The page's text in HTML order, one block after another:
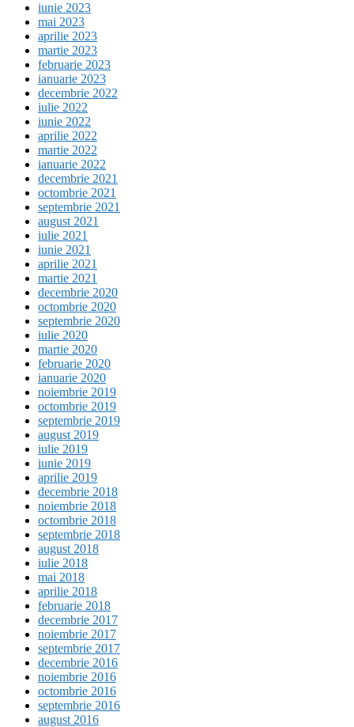
iunie 2023
mai 2023
aprilie 2023
martie 2023
februarie 2023
ianuarie 2023
decembrie 2022
iulie 2022
iunie 2022
aprilie 2022
martie 2022
ianuarie 2022
decembrie 2021
octombrie 2021
septembrie 2021
august 2021
iulie 2021
iunie 2021
aprilie 2021
martie 2021
decembrie 2020
octombrie 2020
septembrie 2020
iulie 2020
martie 2020
februarie 2020
ianuarie 2020
noiembrie 2019
octombrie 2019
septembrie 2019
august 2019
iulie 2019
iunie 2019
aprilie 2019
decembrie 2018
noiembrie 2018
octombrie 2018
septembrie 2018
august 2018
iulie 2018
mai 2018
aprilie 2018
februarie 2018
decembrie 2017
noiembrie 2017
septembrie 2017
decembrie 2016
noiembrie 2016
octombrie 2016
septembrie 2016
august 2016